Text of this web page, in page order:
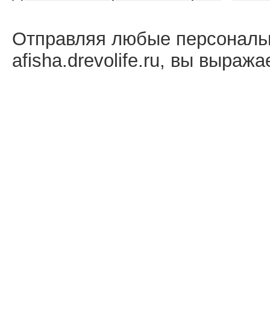
Отправляя любые
afisha.drevolife.ru, вы